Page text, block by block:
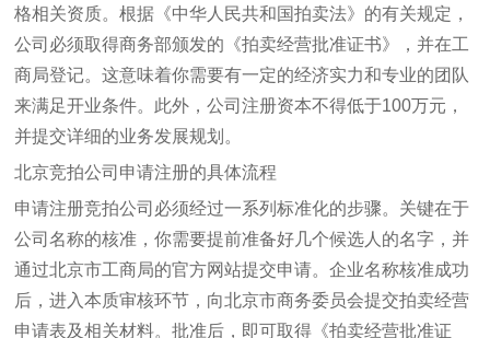
格相关资质。根据《中华人民共和国拍卖法》的有关规定，
公司必须取得商务部颁发的《拍卖经营批准证书》，并在工
商局登记。这意味着你需要有一定的经济实力和专业的团队
来满足开业条件。此外，公司注册资本不得低于100万元，
并提交详细的业务发展规划。
北京竞拍公司申请注册的具体流程
申请注册竞拍公司必须经过一系列标准化的步骤。关键在于
公司名称的核准，你需要提前准备好几个候选人的名字，并
通过北京市工商局的官方网站提交申请。企业名称核准成功
后，进入本质审核环节，向北京市商务委员会提交拍卖经营
申请表及相关材料。批准后，即可取得《拍卖经营批准证